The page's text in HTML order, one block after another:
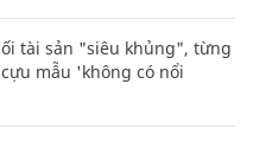
tài sản "siêu khủng", từng
mẫu 'không có nổi